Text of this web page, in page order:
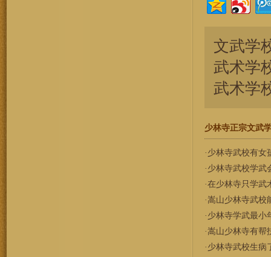
文武学
武术学
武术学
少林寺正宗文武
· 少林寺武校有女
· 少林寺武校学武
·在少林寺只学武
·嵩山少林寺武校
· 少林寺学武最小
·嵩山少林寺有帮
· 少林寺武校生病